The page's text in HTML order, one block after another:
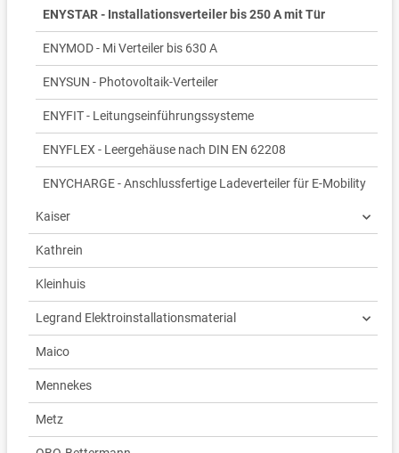
ENYSTAR - Installationsverteiler bis 250 A mit Tür
ENYMOD - Mi Verteiler bis 630 A
ENYSUN - Photovoltaik-Verteiler
ENYFIT - Leitungseinführungssysteme
ENYFLEX - Leergehäuse nach DIN EN 62208
ENYCHARGE - Anschlussfertige Ladeverteiler für E-Mobility
Kaiser
Kathrein
Kleinhuis
Legrand Elektroinstallationsmaterial
Maico
Mennekes
Metz